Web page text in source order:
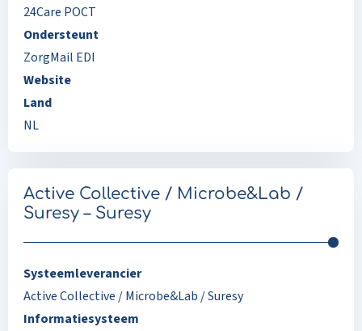
24Care POCT
Ondersteunt
ZorgMail EDI
Website
Land
NL
Active Collective / Microbe&Lab /
Suresy – Suresy
Systeemleverancier
Active Collective / Microbe&Lab / Suresy
Informatiesysteem